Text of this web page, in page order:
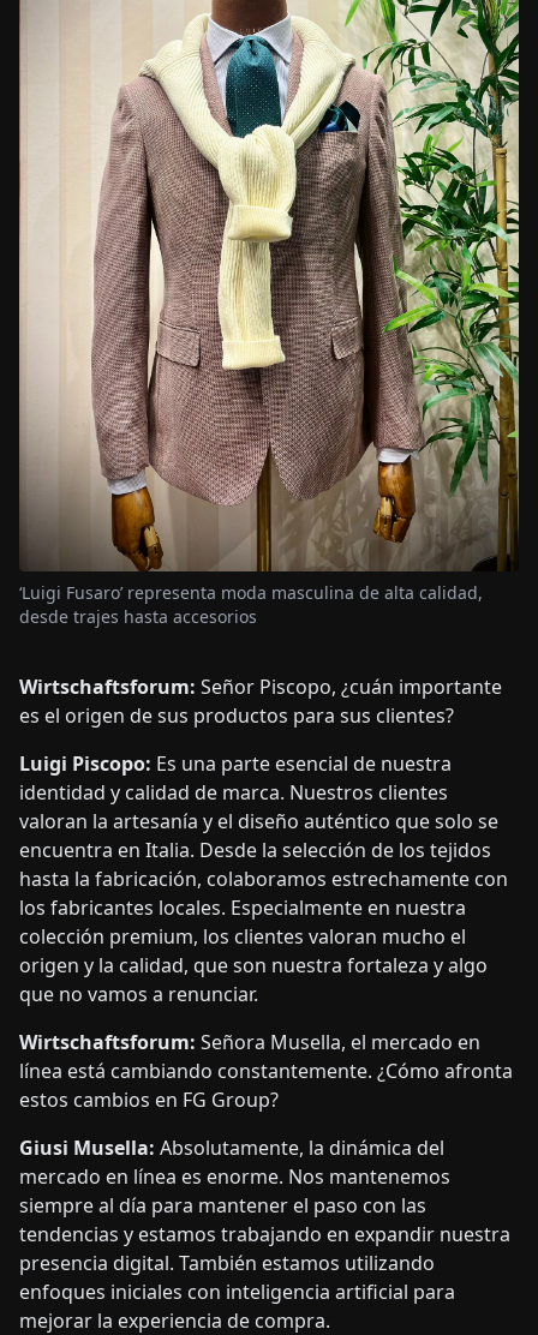
Wirtschaftsforum: Señor Piscopo, ¿cuán importante
es el origen de sus productos para sus clientes?
Luigi Piscopo: Es una parte esencial de nuestra
identidad y calidad de marca. Nuestros clientes
valoran la artesanía y el diseño auténtico que solo se
encuentra en Italia. Desde la selección de los tejidos
hasta la fabricación, colaboramos estrechamente con
los fabricantes locales. Especialmente en nuestra
colección premium, los clientes valoran mucho el
origen y la calidad, que son nuestra fortaleza y algo
que no vamos a renunciar.
Wirtschaftsforum: Señora Musella, el mercado en
línea está cambiando constantemente. ¿Cómo afronta
estos cambios en FG Group?
Giusi Musella: Absolutamente, la dinámica del
mercado en línea es enorme. Nos mantenemos
siempre al día para mantener el paso con las
tendencias y estamos trabajando en expandir nuestra
presencia digital. También estamos utilizando
enfoques iniciales con inteligencia artificial para
mejorar la experiencia de compra.
‘Luigi Fusaro’ representa moda masculina de alta calidad,
desde trajes hasta accesorios